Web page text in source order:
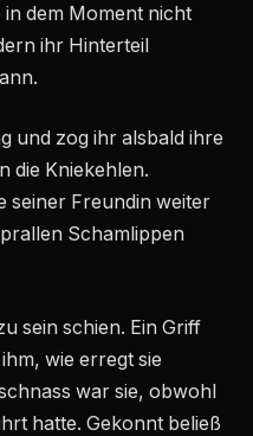
in dem Moment nicht
ihr Hinterteil
und zog ihr alsbald ihre
die Kniekehlen.
seiner Freundin weiter
Schamlippen
sein schien. Ein Griff
wie erregt sie
war sie, obwohl
hatte. Gekonnt beließ